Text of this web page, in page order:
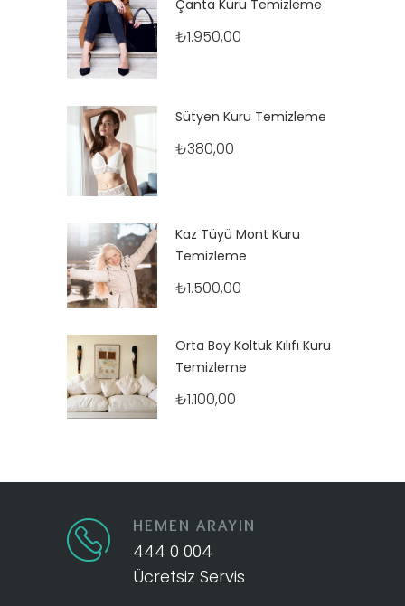
Çanta Kuru Temizleme
₺1.950,00
Sütyen Kuru Temizleme
₺380,00
Kaz Tüyü Mont Kuru
Temizleme
₺1.500,00
Orta Boy Koltuk Kılıfı Kuru
Temizleme
₺1.100,00
HEMEN ARAYIN
444 0 004
Ücretsiz Servis